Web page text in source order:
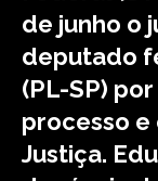
de junho o
deputado
(PL-SP)
processo
Justiça.